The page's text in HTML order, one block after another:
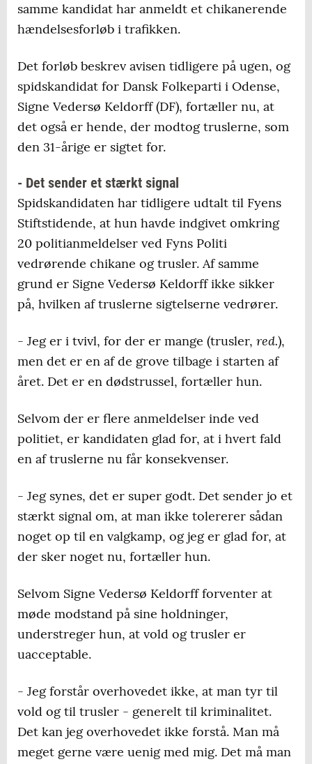
samme kandidat har anmeldt et chikanerende
hændelsesforløb i trafikken.
Det forløb beskrev avisen tidligere på ugen, og
spidskandidat for Dansk Folkeparti i Odense,
Signe Vedersø Keldorff (DF), fortæller nu, at
det også er hende, der modtog truslerne, som
den 31-årige er sigtet for.
- Det sender et stærkt signal
Spidskandidaten har tidligere udtalt til Fyens
Stiftstidende, at hun havde indgivet omkring
20 politianmeldelser ved Fyns Politi
vedrørende chikane og trusler. Af samme
grund er Signe Vedersø Keldorff ikke sikker
på, hvilken af truslerne sigtelserne vedrører.
- Jeg er i tvivl, for der er mange (trusler, red.),
men det er en af de grove tilbage i starten af
året. Det er en dødstrussel, fortæller hun.
Selvom der er flere anmeldelser inde ved
politiet, er kandidaten glad for, at i hvert fald
en af truslerne nu får konsekvenser.
- Jeg synes, det er super godt. Det sender jo et
stærkt signal om, at man ikke tolererer sådan
noget op til en valgkamp, og jeg er glad for, at
der sker noget nu, fortæller hun.
Selvom Signe Vedersø Keldorff forventer at
møde modstand på sine holdninger,
understreger hun, at vold og trusler er
uacceptable.
- Jeg forstår overhovedet ikke, at man tyr til
vold og til trusler - generelt til kriminalitet.
Det kan jeg overhovedet ikke forstå. Man må
meget gerne være uenig med mig. Det må man